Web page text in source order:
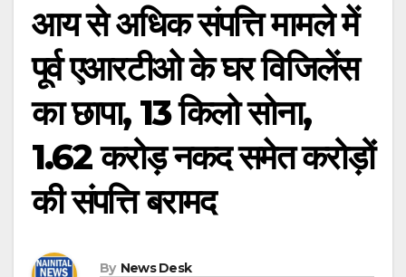
आय से अधिक संपत्ति मामले में
पूर्व एआरटीओ के घर विजिलेंस
का छापा, 13 किलो सोना,
1.62 करोड़ नकद समेत करोड़ों
की संपत्ति बरामद
By News Desk